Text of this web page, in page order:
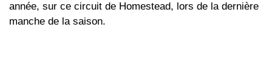
année, sur ce circuit de Homestead, lors de la dernière
manche de la saison.